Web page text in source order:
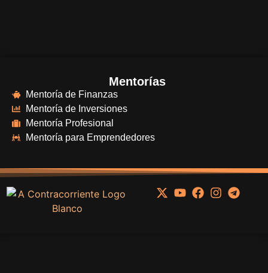
Mentorías
Mentoría de Finanzas
Mentoría de Inversiones
Mentoría Profesional
Mentoría para Emprendedores